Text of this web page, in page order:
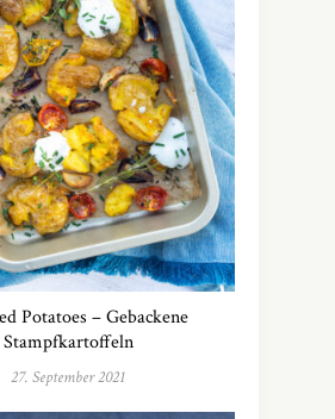
Potatoes – Gebackene
Stampfkartoffeln
27. September 2021